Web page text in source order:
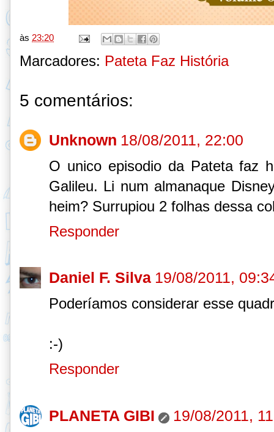
às 23:20
Marcadores: Pateta Faz História
5 comentários:
Unknown 18/08/2011, 22:00
O unico episodio da Pateta faz
Galileu. Li num almanaque
heim? Surrupiou 2 folhas dessa
Responder
Daniel F. Silva 19/08/2011,
Poderíamos considerar esse
:-)
Responder
PLANETA GIBI 19/08/2011,